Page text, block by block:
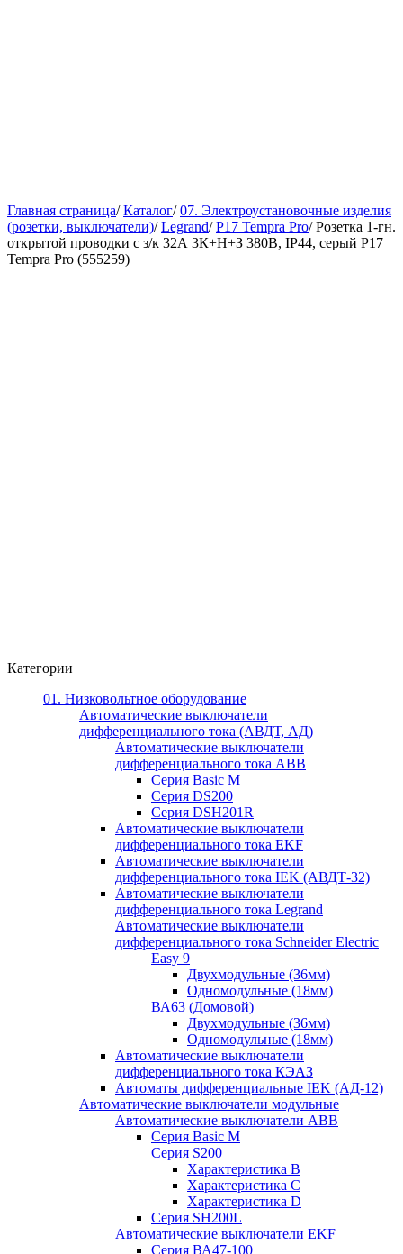
Главная страница/ Каталог/ 07. Электроустановочные изделия
(розетки, выключатели)/ Legrand/ P17 Tempra Pro/ Розетка 1-гн.
открытой проводки с з/к 32А 3К+H+З 380В, IP44, серый P17
Tempra Pro (555259)
Категории
01. Низковольтное оборудование
Автоматические выключатели
дифференциального тока (АВДТ, АД)
Автоматические выключатели
дифференциального тока ABB
Серия Basic M
Серия DS200
Серия DSH201R
Автоматические выключатели
дифференциального тока EKF
Автоматические выключатели
дифференциального тока IEK (АВДТ-32)
Автоматические выключатели
дифференциального тока Legrand
Автоматические выключатели
дифференциального тока Schneider Electric
Easy 9
Двухмодульные (36мм)
Одномодульные (18мм)
ВА63 (Домовой)
Двухмодульные (36мм)
Одномодульные (18мм)
Автоматические выключатели
дифференциального тока КЭАЗ
Автоматы дифференциальные IEK (АД-12)
Автоматические выключатели модульные
Автоматические выключатели ABB
Серия Basic M
Серия S200
Характеристика B
Характеристика C
Характеристика D
Серия SH200L
Автоматические выключатели EKF
Серия ВА47-100